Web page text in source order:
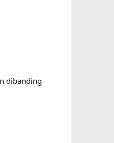
dibanding